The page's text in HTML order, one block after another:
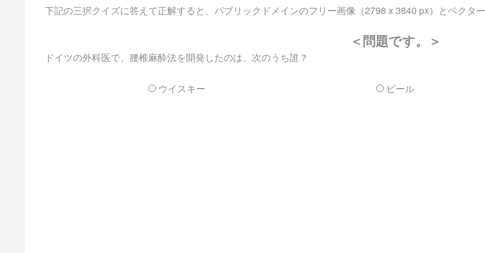
下記の三択クイズに答えて正解すると、パブリックドメインのフリー画像（2798 x 3840 px）とベクタ
＜問題です。＞
ドイツの外科医で、腰椎麻酔法を開発したのは、次のうち誰？
ウイスキー ビール